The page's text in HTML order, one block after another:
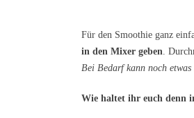
Für den Smoothie ganz
in den Mixer geben .
Bei Bedarf kann noch
Wie haltet ihr euch denn